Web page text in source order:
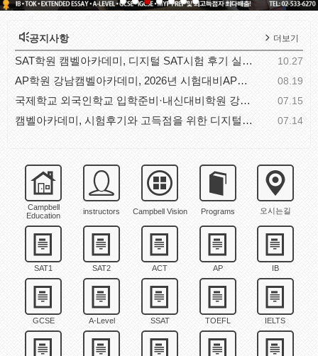
공지사항 더보기
SAT학원 캠벨아카데미, 디지털 SAT시험 후기 실전 체.. 10.27
AP학원 강남캠벨아카데미, 2026년 시험대비AP과목별 공.. 08.19
국제학교 외국인학교 입학준비·내신대비학원 강남캠벨.. 07.15
캠벨아카데미, 시험후기와 고득점을 위한 디지털SAT시.. 07.14
Campbell
Education
instructors Campbell Vision Programs 오시는길
SAT1 SAT2 ACT AP IB
GCSE A-Level SSAT TOEFL IELTS